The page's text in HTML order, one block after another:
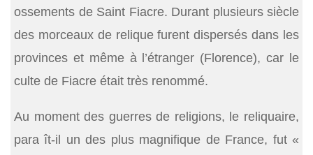
ossements de Saint Fiacre. Durant plusieurs siècle
des morceaux de relique furent dispersés dans les
provinces et même à l’étranger (Florence), car le
culte de Fiacre était très renommé.
Au moment des guerres de religions, le reliquaire,
para ît-il un des plus magnifique de France, fut «